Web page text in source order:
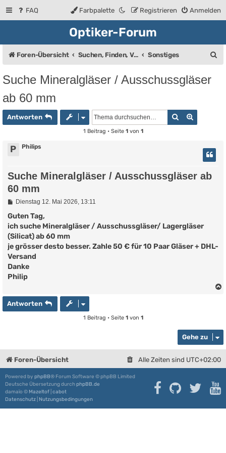
FAQ Anmelden
Registrieren
Farbpalette
Optiker-Forum
Foren-Übersicht Suchen, Finden, Verkaufsanzeigen Sonstiges
Suche Mineralgläser / Ausschussgläser
ab 60 mm
Antworten Suche
1 Beitrag • Seite 1von 1
P Philips
Suche Mineralgläser / Ausschussgläser ab
60 mm
B
i
t
r
a
g
Dienstag 12. Mai 2026, 13:11
Guten Tag,
ich suche Mineralgläser / Ausschussgläser/ Lagergläser
(Silicat) ab 60 mm
je grösser desto besser. Zahle 50 € für 10 Paar Gläser + DHL-
Versand
Danke
Philip
b
n
Antworten
1 Beitrag • Seite 1von 1
Gehe zu
Foren-Übersicht Alle Zeiten sind UTC+02:00
Powered by phpBB® Forum Software © phpBB Limited
Deutsche Übersetzung durchphpBB.de
damaïo © Mazeltof cabot
Datenschutz Nutzungsbedingungen